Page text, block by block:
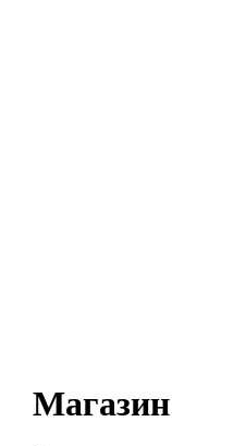
Магазин